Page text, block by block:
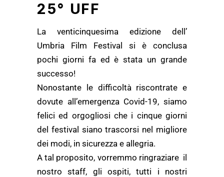
25° UFF
La venticinquesima edizione dell’
Umbria Film Festival si è conclusa
pochi giorni fa ed è stata un grande
successo!
Nonostante le difficoltà riscontrate e
dovute all’emergenza Covid-19, siamo
felici ed orgogliosi che i cinque giorni
del festival siano trascorsi nel migliore
dei modi, in sicurezza e allegria.
A tal proposito, vorremmo ringraziare il
nostro staff, gli ospiti, tutti i nostri